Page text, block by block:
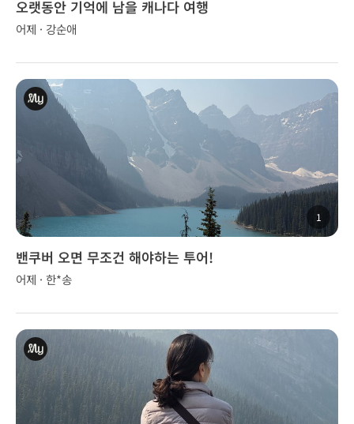
오랫동안 기억에 남을 캐나다 여행
어제 · 강순애
1
밴쿠버 오면 무조건 해야하는 투어!
어제 · 한*송